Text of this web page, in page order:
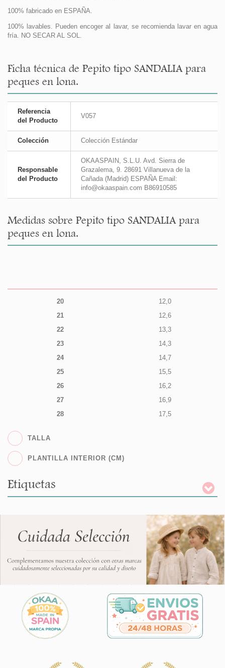
100% fabricado en ESPAÑA.
100% lavables. Pueden encoger al lavar, se recomienda lavar en agua
fría. NO SECAR AL SOL.
Ficha técnica de Pepito tipo SANDALIA para
peques en lona.
Referencia
del Producto
V057
Colección Colección Estándar
Responsable
del Producto
OKAASPAIN, S.L.U. Avd. Sierra de
Grazalema, 9. 28691 Villanueva de la
Cañada (Madrid) ESPAÑA Email:
info@okaaspain.com B86910585
Medidas sobre Pepito tipo SANDALIA para
peques en lona.
20
12,0
21
12,6
22
13,3
23
14,3
24
14,7
25
15,5
26
16,2
27
16,9
28
17,5
TALLA
PLANTILLA INTERIOR (CM)
Etiquetas